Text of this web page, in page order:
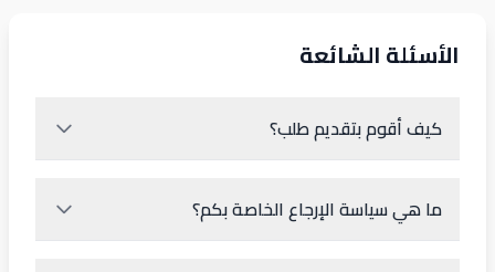
الأسئلة الشائعة
كيف أقوم بتقديم طلب؟
ما هي سياسة الإرجاع الخاصة بكم؟